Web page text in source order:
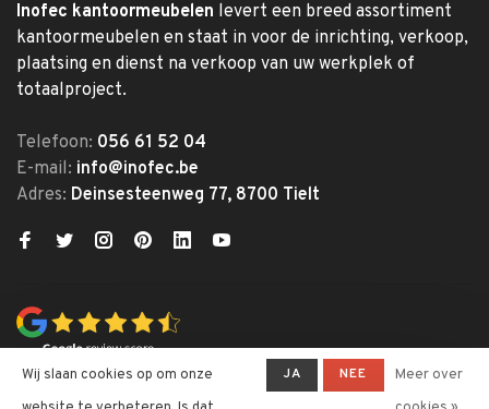
Inofec kantoormeubelen levert een breed assortiment
kantoormeubelen en staat in voor de inrichting, verkoop,
plaatsing en dienst na verkoop van uw werkplek of
totaalproject.
Telefoon: 056 61 52 04
E-mail: info@inofec.be
Adres: Deinsesteenweg 77, 8700 Tielt
Wij slaan cookies op om onze
JA NEE
Meer over